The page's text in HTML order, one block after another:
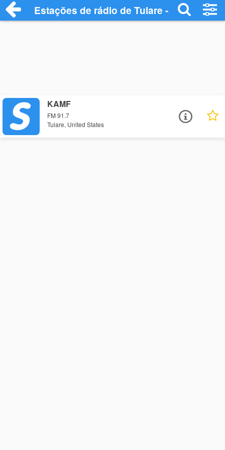
Estações de rádio de Tulare - Ouça
KAMF
FM 91.7
Tulare, United States